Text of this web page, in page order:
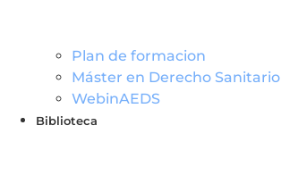
Plan de formacion
Máster en Derecho Sanitario
WebinAEDS
Biblioteca